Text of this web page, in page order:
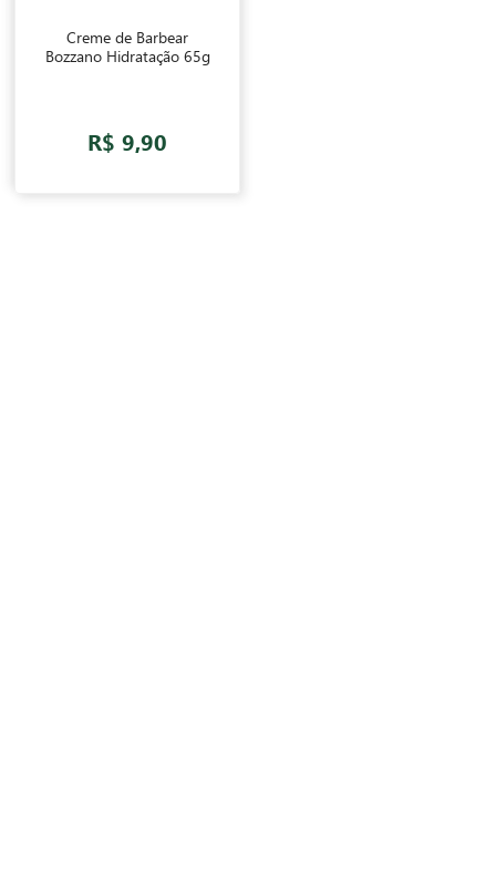
Creme de Barbear
Bozzano Hidratação 65g
R$ 9,90